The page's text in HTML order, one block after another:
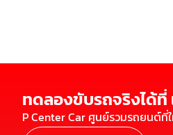
ทดลองขับรถจริงได้
P Center Car ศูนย์รวมรถยนต์